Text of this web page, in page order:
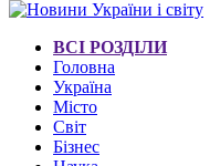
ВСІ РОЗДІЛИ
Головна
Україна
Місто
Світ
Бізнес